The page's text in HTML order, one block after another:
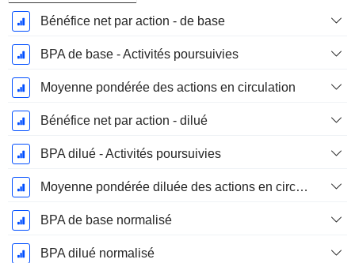
Bénéfice net par action - de base
BPA de base - Activités poursuivies
Moyenne pondérée des actions en circulation
Bénéfice net par action - dilué
BPA dilué - Activités poursuivies
Moyenne pondérée diluée des actions en circulation
BPA de base normalisé
BPA dilué normalisé